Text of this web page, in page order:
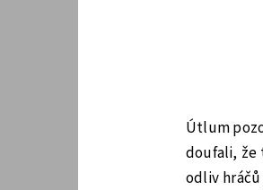
Útlum
doufali, že
odliv